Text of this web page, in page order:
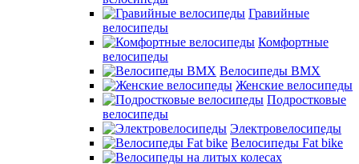
Гравийные
велосипеды
Комфортные
велосипеды
Велосипеды BMX
Женские велосипеды
Подростковые
велосипеды
Электровелосипеды
Велосипеды Fat bike